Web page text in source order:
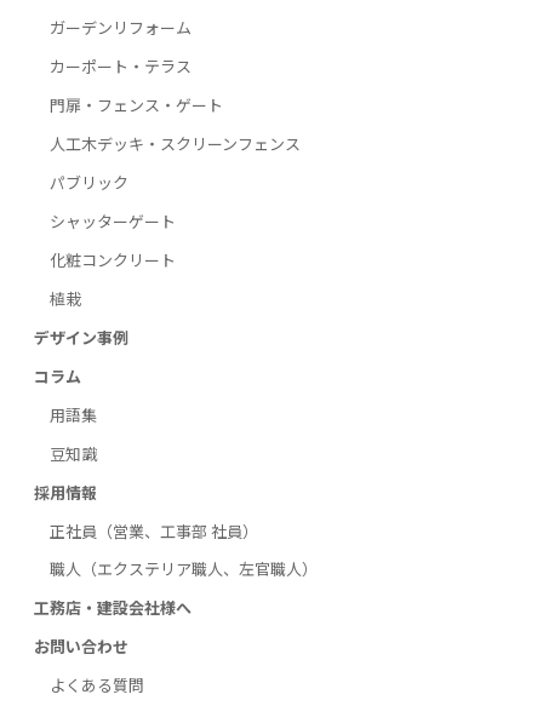
ガーデンリフォーム
カーポート・テラス
門扉・フェンス・ゲート
人工木デッキ・スクリーンフェンス
パブリック
シャッターゲート
化粧コンクリート
植栽
デザイン事例
コラム
用語集
豆知識
採用情報
正社員（営業、工事部 社員）
職人（エクステリア職人、左官職人）
工務店・建設会社様へ
お問い合わせ
よくある質問